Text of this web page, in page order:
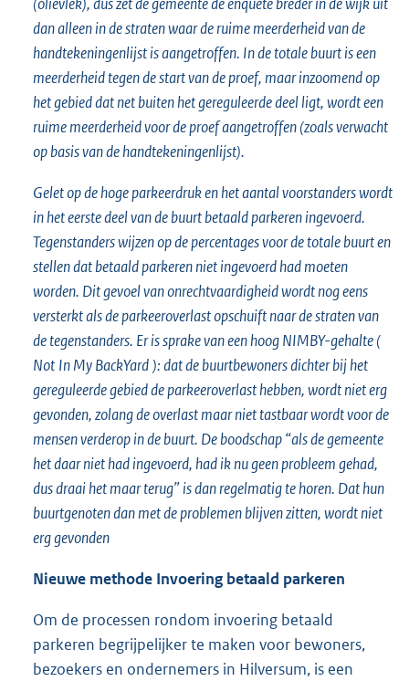
dan alleen in de straten waar de ruime meerderheid van de
handtekeningenlijst is aangetroffen. In de totale buurt is een
meerderheid tegen de start van de proef, maar inzoomend op
het gebied dat net buiten het gereguleerde deel ligt, wordt een
ruime meerderheid voor de proef aangetroffen (zoals verwacht
op basis van de handtekeningenlijst).
Gelet op de hoge parkeerdruk en het aantal voorstanders wordt
in het eerste deel van de buurt betaald parkeren ingevoerd.
Tegenstanders wijzen op de percentages voor de totale buurt en
stellen dat betaald parkeren niet ingevoerd had moeten
worden. Dit gevoel van onrechtvaardigheid wordt nog eens
versterkt als de parkeeroverlast opschuift naar de straten van
de tegenstanders. Er is sprake van een hoog NIMBY-gehalte (
Not In MyBackYard ): dat de buurtbewoners dichter bij het
gereguleerde gebied de parkeeroverlast hebben, wordt niet erg
gevonden, zolang de overlast maar niet tastbaar wordt voor de
mensen verderop in de buurt. De boodschap “als de gemeente
het daar niet had ingevoerd, had ik nu geen probleem gehad,
dus draai het maar terug” is dan regelmatig te horen. Dat hun
buurtgenoten dan met de problemen blijven zitten, wordt niet
erg gevonden
Nieuwe methode Invoering betaald parkeren
Om de processen rondom invoering betaald
parkeren begrijpelijker te maken voor bewoners,
bezoekers en ondernemers in Hilversum, is een